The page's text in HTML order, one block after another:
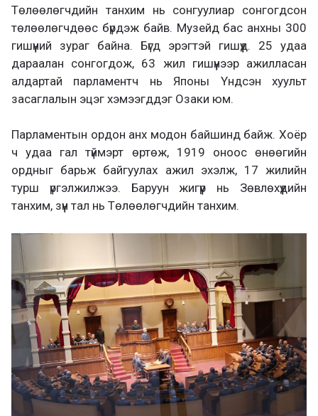
Төлөөлөгчдийн танхим нь сонгуулиар сонгогдсон
төлөөлөгчдөөс бүрдэж байв. Музейд бас анхны 300
гишүүний зураг байна. Бүгд эрэгтэй гишүүд. 25 удаа
дараалан сонгогдож, 63 жил гишүүнээр ажилласан
алдартай парламентч нь Японы Үндсэн хуульт
засаглалын эцэг хэмээгддэг Озаки юм.
Парламентын ордон анх модон байшинд байж. Хоёр
ч удаа гал түймэрт өртөж, 1919 оноос өнөөгийн
ордныг барьж байгуулах ажил эхэлж, 17 жилийн
турш үргэлжилжээ. Баруун жигүүр нь Зөвлөхүүдийн
танхим, зүүн тал нь Төлөөлөгчдийн танхим.